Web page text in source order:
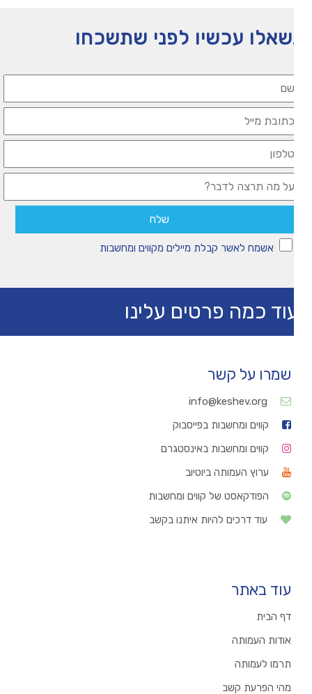
עכשיו לפני שתשכחו
אשמח לאשר קבלת מיילים מקווים ומחשבות
כמה פרטים עלינו
שמרו על קשר
info@keshev.org
קווים ומחשבות בפייסבוק
קווים ומחשבות באינסטגרם
ערוץ העמותה ביוטיוב
הפודקאסט של קווים ומחשבות
עוד דרכים להיות איתנו בקשב
עוד באתר
דף הבית
אודות העמותה
תרמו לעמותה
מהי הפרעת קשב